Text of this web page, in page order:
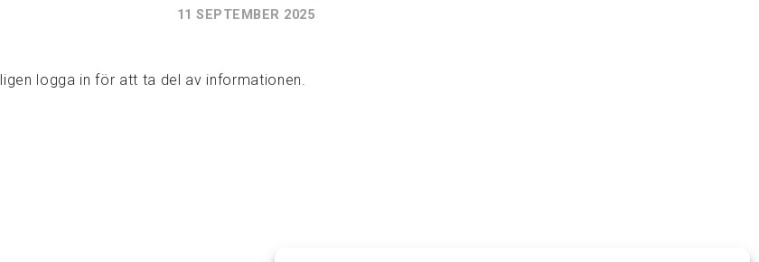
11 SEPTEMBER 2025
logga in för att ta del av informationen.